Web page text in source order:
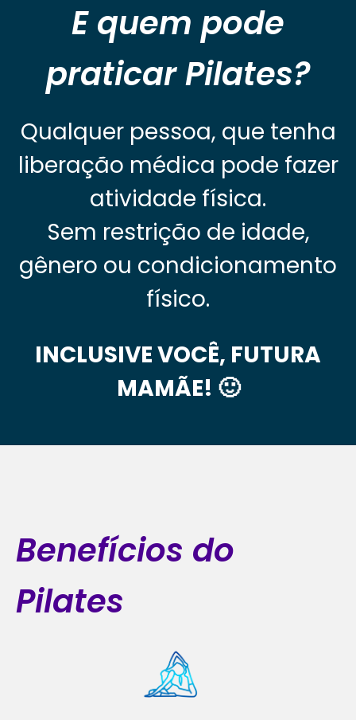
E quem pode
praticar Pilates?
Qualquer pessoa, que tenha
liberação médica pode fazer
atividade física.
Sem restrição de idade,
gênero ou condicionamento
físico.
INCLUSIVE VOCÊ, FUTURA
MAMÃE! 🙂
Benefícios do
Pilates